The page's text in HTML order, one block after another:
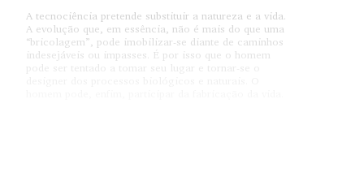
A tecnociência pretende substituir a natureza e a vida.
A evolução que, em essência, não é mais do que uma
“bricolagem”, pode imobilizar-se diante de caminhos
indesejáveis ou impasses. É por isso que o homem